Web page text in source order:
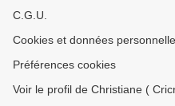
C.G.U.
Cookies et données
Préférences cookies
Voir le profil de Christiane (